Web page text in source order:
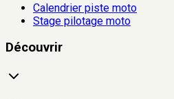
Calendrier piste moto
Stage pilotage moto
Découvrir